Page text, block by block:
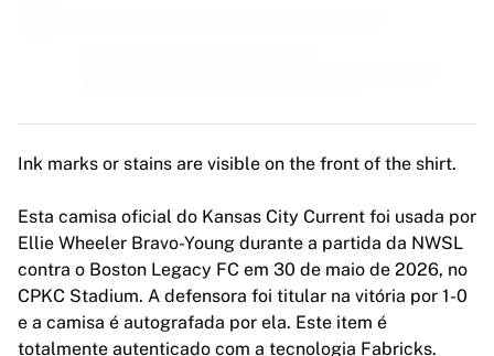
Paris Saint-Germain Féminines
Navegar por país
Basquete
Destaques
Charlotte Hornets
Chicago Bulls
LA Clippers
Ink marks or stains are visible on the front of the shirt.
Esta camisa oficial do Kansas City Current foi usada por
Ellie Wheeler Bravo-Young durante a partida da NWSL
contra o Boston Legacy FC em 30 de maio de 2026, no
CPKC Stadium. A defensora foi titular na vitória por 1-0
e a camisa é autografada por ela. Este item é
totalmente autenticado com a tecnologia Fabricks.